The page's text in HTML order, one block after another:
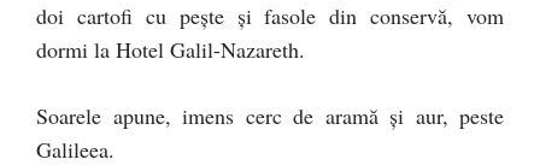
doi cartofi cu peşte şi fasole din conservă, vom
dormi la Hotel Galil-Nazareth.
Soarele apune, imens cerc de aramă şi aur, peste
Galileea.